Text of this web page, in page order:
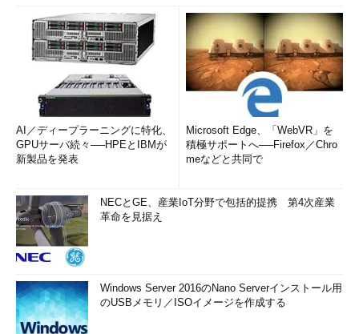
AI／ディープラーニングに特化、
GPUサーバ続々──HPEとIBMが
新製品を発表
Microsoft Edge、「WebVR」を
積極サポートへ──Firefox／Chro
meなどと共同で
NECとGE、産業IoT分野で包括的提携 第4次産業
革命を見据え
Windows Server 2016のNano Serverインストール用
のUSBメモリ／ISOイメージを作成する